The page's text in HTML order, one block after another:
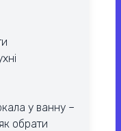
у ванну –
обрати